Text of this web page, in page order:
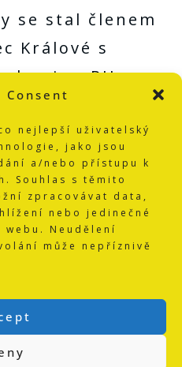
Consent
nejlepší uživatelský
jako jsou
a/nebo přístupu k
Souhlas s těmito
zpracovávat data,
nebo jedinečné
Neudělení
může nepříznivě
se stal členem
Králové s
RH
činnost
vedoucího
odpovědný za
a výbor každé
léta svého
a